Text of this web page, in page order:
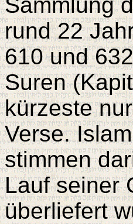
rund 22
610 und
Suren
kürzeste
Verse.
stimmen
Lauf seiner
überliefert